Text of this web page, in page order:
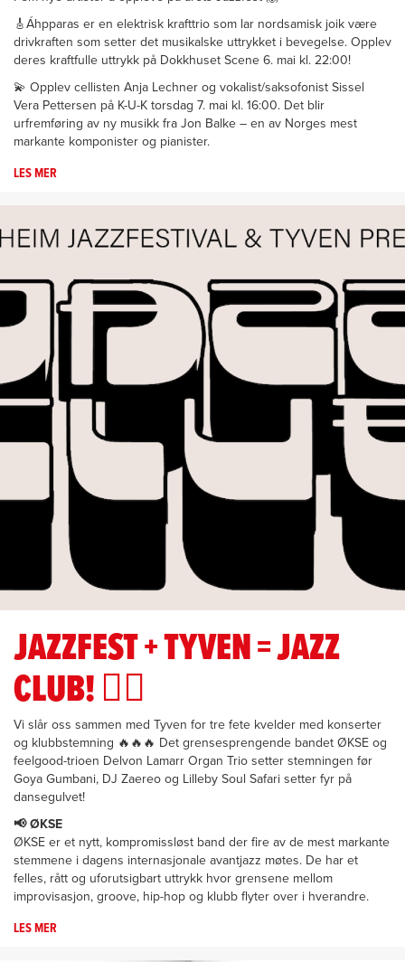
🎸Áhpparas er en elektrisk krafttrio som lar nordsamisk joik være
drivkraften som setter det musikalske uttrykket i bevegelse. Opplev
deres kraftfulle uttrykk på Dokkhuset Scene 6. mai kl. 22:00!
💫 Opplev cellisten Anja Lechner og vokalist/saksofonist Sissel
Vera Pettersen på K-U-K torsdag 7. mai kl. 16:00. Det blir
urfremføring av ny musikk fra Jon Balke – en av Norges mest
markante komponister og pianister.
LES MER
NYE
ARTISTER
JAZZFEST!
JAZZFEST + TYVEN = JAZZ
CLUB! ❤️‍🔥
Vi slår oss sammen med Tyven for tre fete kvelder med konserter
og klubbstemning 🔥🔥🔥 Det grensesprengende bandet ØKSE og
feelgood-trioen Delvon Lamarr Organ Trio setter stemningen før
Goya Gumbani, DJ Zaereo og Lilleby Soul Safari setter fyr på
dansegulvet!
📢 ØKSE
ØKSE er et nytt, kompromissløst band der fire av de mest markante
stemmene i dagens internasjonale avantjazz møtes. De har et
felles, rått og uforutsigbart uttrykk hvor grensene mellom
improvisasjon, groove, hip-hop og klubb flyter over i hverandre.
LES MER